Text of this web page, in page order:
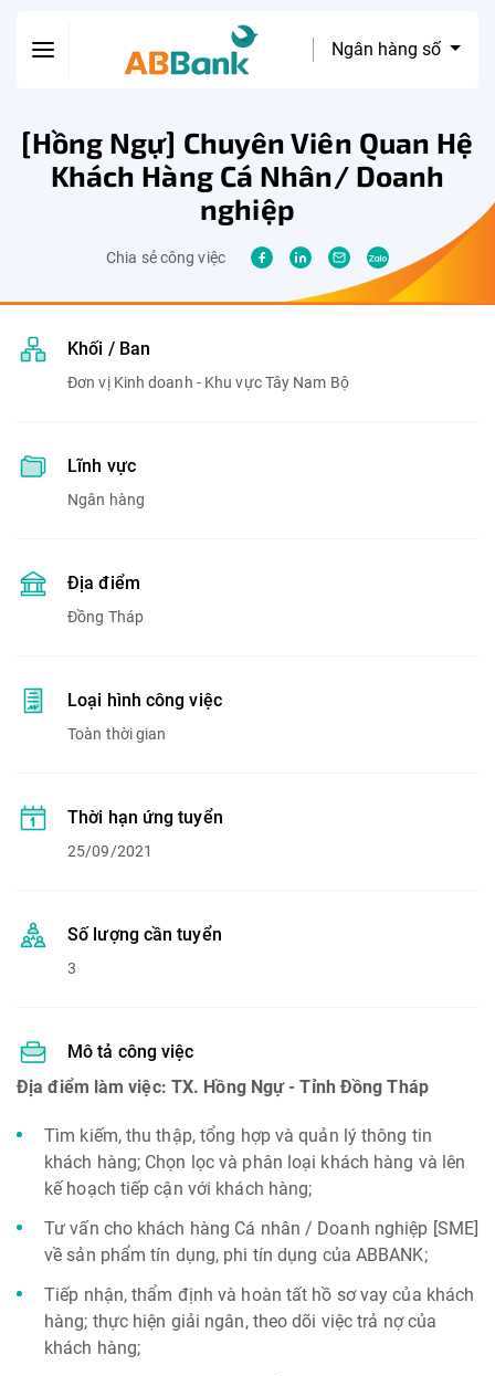
Ngân hàng số
[Hồng Ngự] Chuyên Viên Quan Hệ
Khách Hàng Cá Nhân/ Doanh
nghiệp
Chia sẻ công việc
Khối / Ban
Đơn vị Kinh doanh - Khu vực Tây Nam Bộ
Lĩnh vực
Ngân hàng
Địa điểm
Đồng Tháp
Loại hình công việc
Toàn thời gian
Thời hạn ứng tuyển
25/09/2021
Số lượng cần tuyển
3
Mô tả công việc
Địa điểm làm việc: TX. Hồng Ngự - Tỉnh Đồng Tháp
Tìm kiếm, thu thập, tổng hợp và quản lý thông tin
khách hàng; Chọn lọc và phân loại khách hàng và lên
kế hoạch tiếp cận với khách hàng;
Tư vấn cho khách hàng Cá nhân / Doanh nghiệp [SME]
về sản phẩm tín dụng, phi tín dụng của ABBANK;
Tiếp nhận, thẩm định và hoàn tất hồ sơ vay của khách
hàng; thực hiện giải ngân, theo dõi việc trả nợ của
khách hàng;